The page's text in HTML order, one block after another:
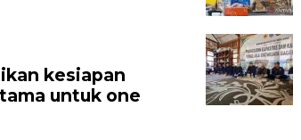
kesiapan
untuk one